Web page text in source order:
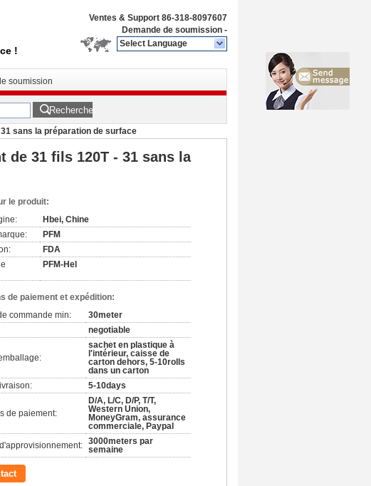
!
Ventes & Support 86-318-8097607
Demande de soumission -
Select Language
soumission
Rechercher
sans la préparation de surface
de 31 fils 120T - 31 sans la
le produit:
Hbei, Chine
PFM
FDA
PFM-Hel
de paiement et expédition:
commande min:
30meter
negotiable
sachet en plastique à
l'intérieur, caisse de
carton dehors, 5-10rolls
dans un carton
5-10days
de paiement:
D/A, L/C, D/P, T/T,
Western Union,
MoneyGram, assurance
commerciale, Paypal
3000meters par
semaine